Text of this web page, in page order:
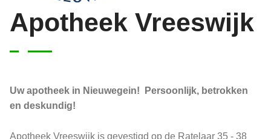
Hoofdmenu
Apotheek Vreeswijk
Uw apotheek in Nieuwegein! Persoonlijk, betrokken
en deskundig!
Apotheek Vreeswijk is gevestigd op de Ratelaar 35 - 38